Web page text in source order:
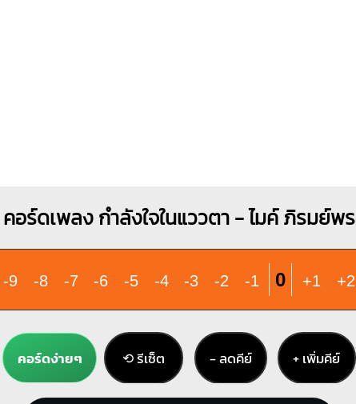
คอร์ดเพลง กำลังใจในแววตา - ไมค์ ภิรมย์พร
-9 -8 -7 -6 -5 -4 -3 -2 -1 0 +1 +2
คอร์ดง่ายๆ ⟲ รีเซ็ต − ลดคีย์ + เพิ่มคีย์